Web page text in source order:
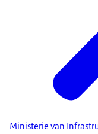
Ministerie van